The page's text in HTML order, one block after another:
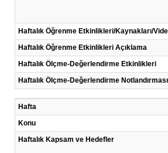
Haftalık Öğrenme Etkinlikleri/Kaynakları/
Haftalık Öğrenme Etkinlikleri Açıklama
Haftalık Ölçme-Değerlendirme Etkinlikleri
Haftalık Ölçme-Değerlendirme
Hafta
Konu
Haftalık Kapsam ve Hedefler